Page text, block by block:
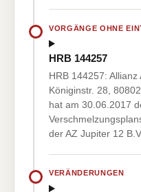
VORGÄNGE OHNE
HRB 144257
HRB 144257: Allianz
Königinstr. 28,
hat am 30.06.2017
der AZ Jupiter 12
VERÄNDERUNGEN